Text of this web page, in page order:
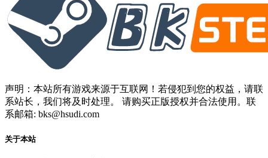
声明：本站所有游戏来源于互联网！若侵犯到您的权益，请联
系站长，我们将及时处理。 请购买正版授权并合法使用。联
系邮箱: bks@hsudi.com
关于本站